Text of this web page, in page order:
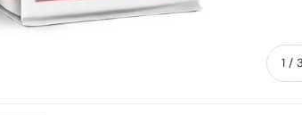
1 /3